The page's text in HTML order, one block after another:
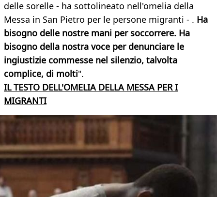
delle sorelle - ha sottolineato nell'omelia della
Messa in San Pietro per le persone migranti - . Ha
bisogno delle nostre mani per soccorrere. Ha
bisogno della nostra voce per denunciare le
ingiustizie commesse nel silenzio, talvolta
complice, di molti".
IL TESTO DELL'OMELIA DELLA MESSA PER I
MIGRANTI